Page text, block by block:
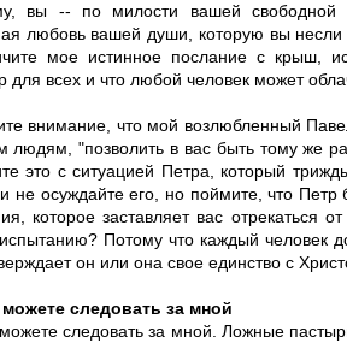
вы -- по милости вашей
любовь вашей души, которую вы
мое истинное послание с крыш,
для всех и что любой человек может
внимание, что мой возлюбленный
людям, "позволить в вас быть тому же
это с ситуацией Петра, который
не осуждайте его, но поймите, что
которое заставляет вас отрекаться
Потому что каждый человек
он или она свое единство с
следовать за мной
следовать за мной. Ложные